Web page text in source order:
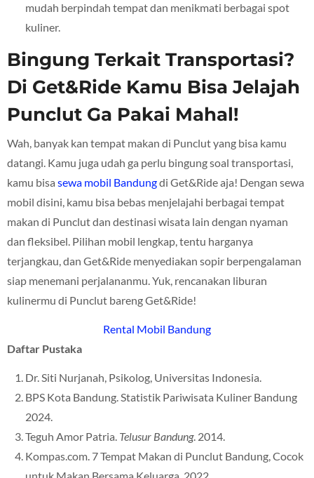
mudah berpindah tempat dan menikmati berbagai spot
kuliner.
Bingung Terkait Transportasi?
Di Get&Ride Kamu Bisa Jelajah
Punclut Ga Pakai Mahal!
Wah, banyak kan tempat makan di Punclut yang bisa kamu
datangi. Kamu juga udah ga perlu bingung soal transportasi,
kamu bisa sewa mobil Bandungdi Get&Ride aja! Dengan sewa
mobil disini, kamu bisa bebas menjelajahi berbagai tempat
makan di Punclut dan destinasi wisata lain dengan nyaman
dan fleksibel. Pilihan mobil lengkap, tentu harganya
terjangkau, dan Get&Ride menyediakan sopir berpengalaman
siap menemani perjalananmu. Yuk, rencanakan liburan
kulinermu di Punclut bareng Get&Ride!
Rental Mobil Bandung
Daftar Pustaka
Dr. Siti Nurjanah, Psikolog, Universitas Indonesia.
BPS Kota Bandung. Statistik Pariwisata Kuliner Bandung
2024.
Teguh Amor Patria. Telusur Bandung. 2014.
Kompas.com. 7 Tempat Makan di Punclut Bandung, Cocok